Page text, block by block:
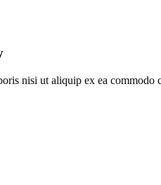
nisi ut aliquip ex ea